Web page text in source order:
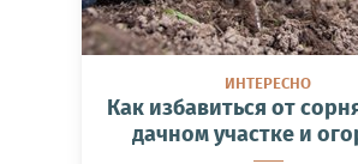
ИНТЕРЕСНО
Как избавиться от
дачном участке и